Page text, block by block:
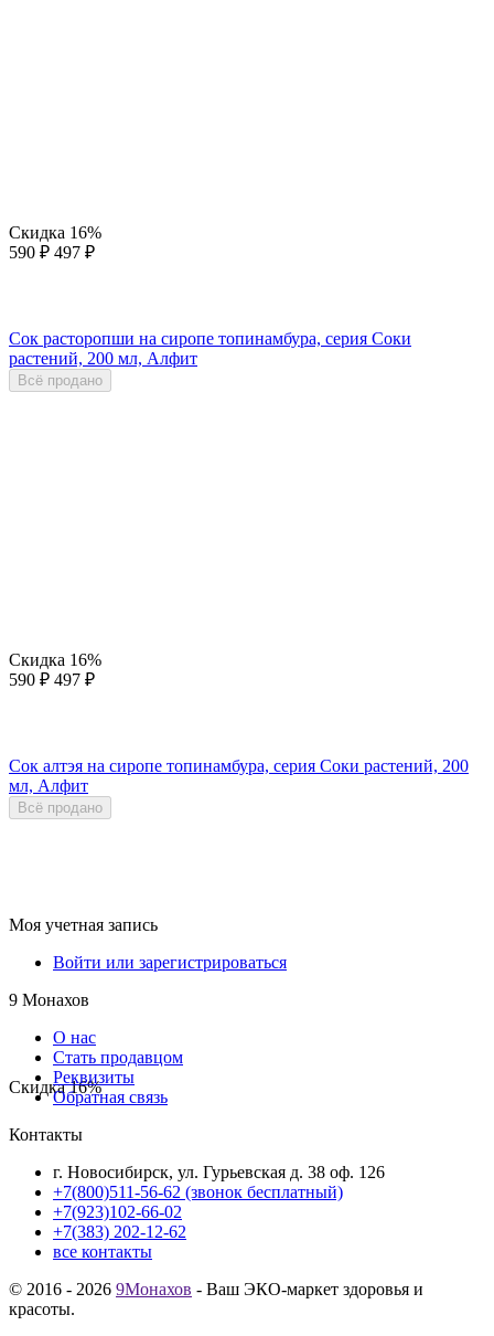
Скидка 16%
Скидка 16%
590 ₽ 497 ₽
Сок расторопши на сиропе топинамбура, серия Соки
растений, 200 мл, Алфит
Всё продано
Скидка16%
590 ₽ 497 ₽
Сок алтэя на сиропе топинамбура, серия Соки растений, 200
мл, Алфит
Всё продано
Моя учетная запись
Войти или зарегистрироваться
9 Монахов
О нас
Стать продавцом
Реквизиты
Обратная связь
Контакты
г. Новосибирск, ул. Гурьевская д. 38 оф. 126
+7(800)511-56-62 (звонок бесплатный)
+7(923)102-66-02
+7(383) 202-12-62
все контакты
© 2016 - 2026 9Монахов - Ваш ЭКО-маркет здоровья и
красоты.